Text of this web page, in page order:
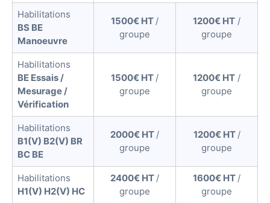
e
c
t
r
i
c
i
e
n
d
e
v
a
n
Habilitations
BS BE
Manoeuvre
1500€ HT /
groupe
1200€ HT /
groupe
Habilitations
BE Essais /
Mesurage /
Vérification
1500€ HT /
groupe
1200€ HT /
groupe
Habilitations
B1(V) B2(V) BR
BC BE
2000€ HT /
groupe
1200€ HT /
groupe
Habilitations
H1(V) H2(V) HC
2400€ HT /
groupe
1600€ HT /
groupe